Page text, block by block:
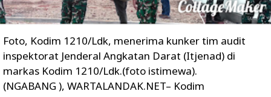
Foto, Kodim 1210/Ldk, menerima kunker tim audit
inspektorat Jenderal Angkatan Darat (Itjenad) di
markas Kodim 1210/Ldk.(foto istimewa).
(NGABANG ), WARTALANDAK.NET– Kodim